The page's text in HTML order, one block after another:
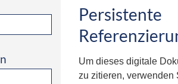
Persistente
Um dieses digitale
zu zitieren, verwenden